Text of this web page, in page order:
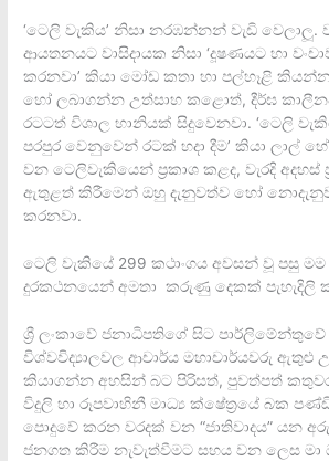
‘ටෙලි වැකිය’ නිසා නරඹන්නන් වැඩි
ආයතනයට වාසිදායක නිසා ‘දූෂණයට හා
කරනවා’ කියා මෝඩ කතා හා පල්හෑළි
හෝ ලබාගන්න උත්සාහ කළොත්, දීර්ඝ
රටටත් විශාල හානියක් සිදුවෙනවා. ‘ටෙලි
පරපුර වෙනුවෙන් රටක් හදා දීම’ කියා ලාල්
වන ටෙලිවැකියෙන් ප්‍රකාශ කළද, වැරදි අදහස්
ඇතුළත් කිරීමෙන් ඔහු දැනුවත්ව හෝ
කරනවා.
ටෙලි වැකියේ 299 කථාංගය අවසන් වූ පසු
දුරකථනයෙන් අමතා කරුණු දෙකක් පැහැදිලි
ශ්‍රී ලංකාවේ ජනාධිපතිගේ සිට
විශ්වවිද්‍යාලවල ආචාර්ය මහාචාර්යවරු ඇතුළු
කියාගන්න අහසින් බට පිරිසත්, පුවත්පත්
විදුලි හා රූපවාහිනී මාධ්‍ය ක්ෂේත්‍රයේ බක
පොදුවේ කරන වරදක් වන “ජාතිවාදය” යන
ජනගත කිරීම නැවැත්වීමට සහය වන ලෙස මා